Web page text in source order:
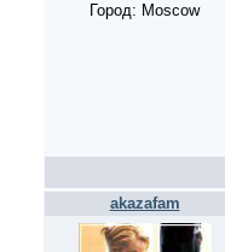
Город: Moscow
akazafam